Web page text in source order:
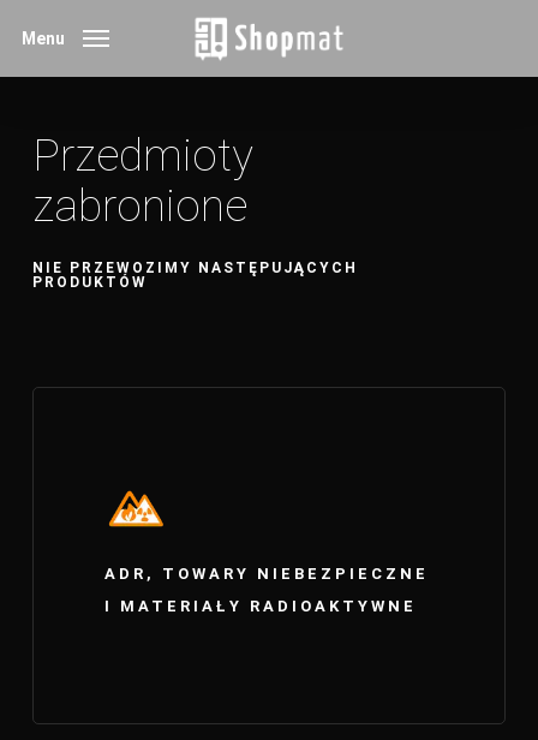
Menu
Przedmioty
zabronione
NIE PRZEWOZIMY NASTĘPUJĄCYCH
PRODUKTÓW
ADR, TOWARY NIEBEZPIECZNE
I MATERIAŁY RADIOAKTYWNE